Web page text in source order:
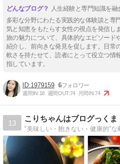
人生経験と専門知識を
多彩な分野にわたる実践的な体験談と専
気と知恵をもたらす女性の視点を発信し
旅の魅力について、具体的なエピソード
紹介し、前向きな発見を促します。日常
軟さを持たせて、読者にとって役立つ情
指しています。
1979159 6
週間IN:18 週間OUT:74 月間IN:74
13